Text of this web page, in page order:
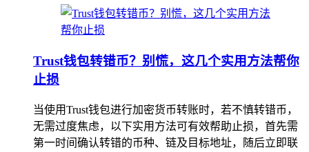
Trust钱包转错币？别慌，这几个实用方法帮你
止损
当使用Trust钱包进行加密货币转账时，若不慎转错币，
无需过度焦虑，以下实用方法可有效帮助止损，首先需
第一时间确认转错的币种、链及目标地址，随后立即联